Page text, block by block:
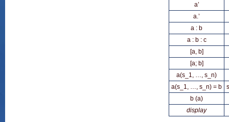
a’
a.’
a : b
a : b : c
[a, b]
[a; b]
a(s_1, …, s_n)
a(s_1, …, s_n) = b
b (a)
display